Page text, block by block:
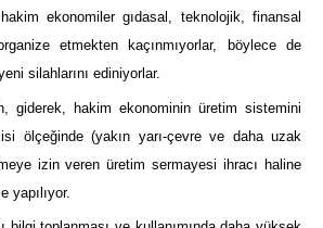
ekonomiler gıdasal, teknolojik, finansal
etmekten kaçınmıyorlar, böylece de
silahlarını ediniyorlar.
giderek, hakim ekonominin üretim sistemini
ölçeğinde (yakın yarı-çevre ve daha uzak
izin veren üretim sermayesi ihracı haline
yapılıyor.